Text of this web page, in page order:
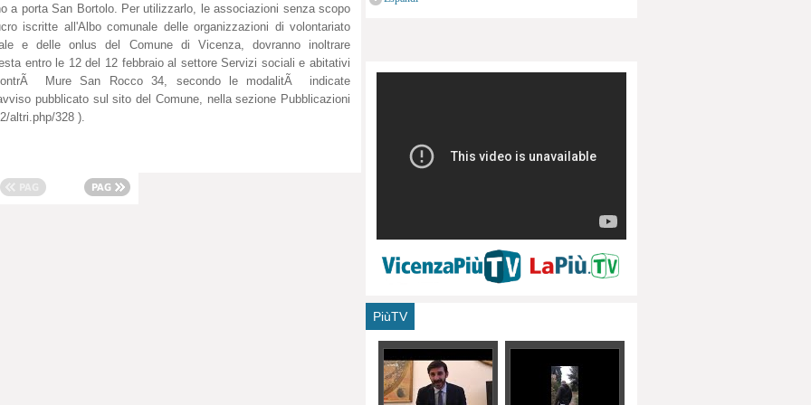
a porta San Bortolo. Per utilizzarlo, le associazioni senza scopo
iscritte all'Albo comunale delle organizzazioni di volontariato
e delle onlus del Comune di Vicenza, dovranno inoltrare
entro le 12 del 12 febbraio al settore Servizi sociali e abitativi
Mure San Rocco 34, secondo le modalitÃ indicate
pubblicato sul sito del Comune, nella sezione Pubblicazioni
altri.php/328 ).
PiùTV